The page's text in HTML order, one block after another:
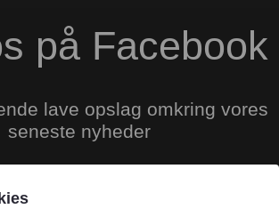
på Facebook
lave opslag omkring vores
seneste nyheder
Besøg Facebook side